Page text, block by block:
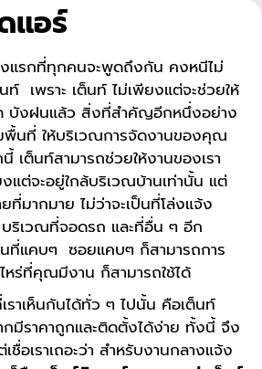
แอร์
แรกที่ทุกคนจะพูดถึงกัน คงหนีไม่
เพราะ เต็นท์ ไม่เพียงแต่จะช่วยให้
บังฝนแล้ว สิ่งที่สำคัญอีกหนึ่งอย่าง
พื้นที่ ให้บริเวณการจัดงานของคุณ
เต็นท์สามารถช่วยให้งานของเรา
แต่จะอยู่ใกล้บริเวณบ้านเท่านั้น แต่
ที่มากมาย ไม่ว่าจะเป็นที่โล่งแจ้ง
ริเวณที่จอดรถ และที่อื่น ๆ อีก
นที่แคบๆ ซอยแคบๆ ก็สามารถการ
หร่ที่คุณมีงาน ก็สามารถใช้ได้
ราเห็นกันได้ทั่ว ๆ ไปนั้น คือเต็นท์
กมีราคาถูกและติดตั้งได้ง่าย ทั้งนี้ จึง
ชื่อเราเถอะว่า สำหรับงานกลางแจ้ง